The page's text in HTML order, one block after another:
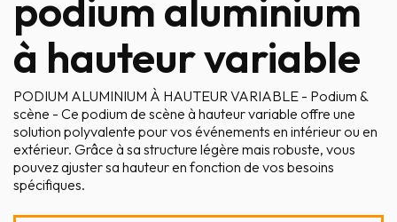
à hauteur variable
PODIUM ALUMINIUM À HAUTEUR VARIABLE - Podium &
scène - Ce podium de scène à hauteur variable offre une
solution polyvalente pour vos événements en intérieur ou en
extérieur. Grâce à sa structure légère mais robuste, vous
pouvez ajuster sa hauteur en fonction de vos besoins
spécifiques.